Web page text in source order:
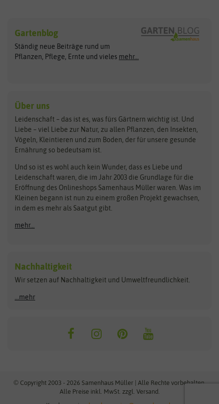
Exotische Samen
Gemüsesamen
Gründünger
Kräutersamen
Obstsamen
Pilzbrut
Rasensamen
Steckzwiebeln
Zimmer & Kübelpflanzen
Kataloge
Schnäppchen
Anzucht & Gartenzubehör
Anzuchtschalen
Heizmatte & Heizkabel
Kokos-Quelltabletten
Zimmergewächshaus
Maissamen
Arche Noah
ASB Greenworld
Benary
Bingenheimer Saatgut
Bionana
BIOWOL
Blumicorn
Bûten Birds
Carl Pabst
Clever Pots
COMPO
Dürr-Samen
Feldsaaten Freudenberger
Fertil
Flora Elite
Florissa
Flortis
Franchi Sementi
Hortitops
JUB Holland
Küpper
Gartenblog
Ständig neue Beiträge rund um
Pflanzen, Pflege, Ernte und vieles mehr...
Über uns
Leidenschaft – das ist es, was fürs Gärtnern wichtig ist. Und
Liebe – viel Liebe zur Natur, zu allen Pflanzen, den Insekten,
Vögeln, Kleintieren und zum Boden, der für unsere gesunde
Ernährung so bedeutsam ist.
Und so ist es wohl auch kein Wunder, dass es Liebe und
Leidenschaft waren, die im Jahr 2003 die Grundlage für die
Eröffnung des Onlineshops Samenhaus Müller waren. Was im
Kleinen begann ist nun zu einem großen Projekt gewachsen,
in dem es mehr als Saatgut gibt.
mehr...
Nachhaltigkeit
Wir setzen auf Nachhaltigkeit und Umweltfreundlichkeit.
...mehr
© Copyright 2003 - 2026 Samenhaus Müller | Alle Rechte vorbehalten.
Alle Preise inkl. MwSt. zzgl. Versand.